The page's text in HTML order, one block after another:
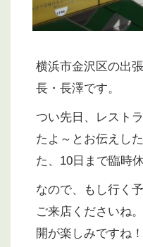
横浜市金沢区の出
長・長澤です。
つい先日、レスト
たよ～とお伝えし
た、10日まで臨時
なので、もし行く
ご来店くださいね
開が楽しみですね！